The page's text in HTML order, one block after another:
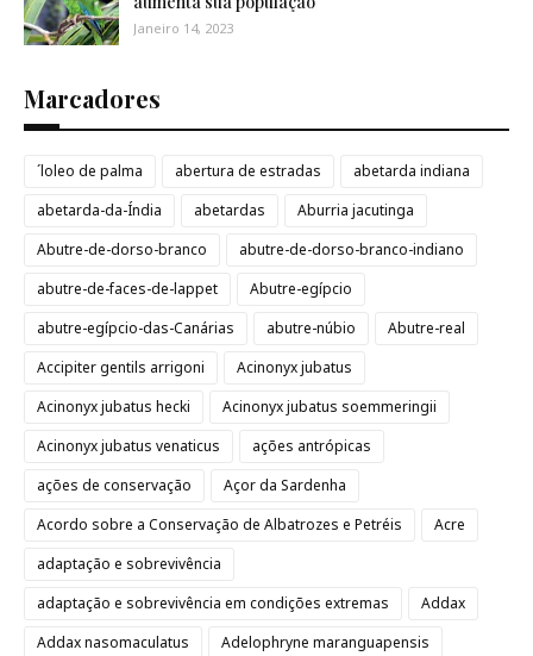
Janeiro 14, 2023
Marcadores
´loleo de palma abertura de estradas
abetarda indiana
abetarda-da-Índia
abetardas
Aburria jacutinga
Abutre-de-dorso-branco
abutre-de-dorso-branco-indiano
abutre-de-faces-de-lappet
Abutre-egípcio
abutre-egípcio-das-Canárias
abutre-núbio
Abutre-real
Accipiter gentils arrigoni
Acinonyx jubatus
Acinonyx jubatus hecki
Acinonyx jubatus soemmeringii
Acinonyx jubatus venaticus
ações antrópicas
ações de conservação
Açor da Sardenha
Acordo sobre a Conservação de Albatrozes e Petréis
Acre
adaptação e sobrevivência
adaptação e sobrevivência em condições extremas
Addax
Addax nasomaculatus
Adelophryne maranguapensis